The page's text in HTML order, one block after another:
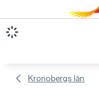
Kronobergs län